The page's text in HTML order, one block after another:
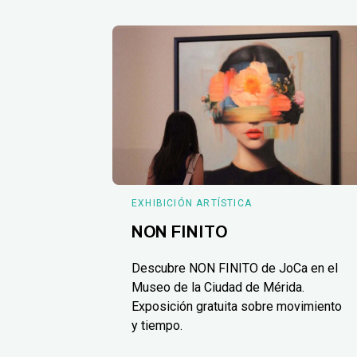
EXHIBICIÓN ARTÍSTICA
NON FINITO
Descubre NON FINITO de JoCa en el
Museo de la Ciudad de Mérida.
Exposición gratuita sobre movimiento
y tiempo.